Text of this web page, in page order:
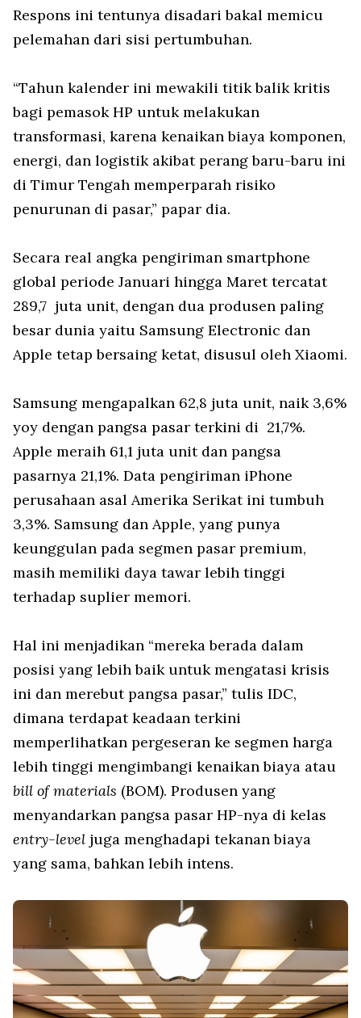
Respons ini tentunya disadari bakal memicu
pelemahan dari sisi pertumbuhan.
“Tahun kalender ini mewakili titik balik kritis
bagi pemasok HP untuk melakukan
transformasi, karena kenaikan biaya komponen,
energi, dan logistik akibat perang baru-baru ini
di Timur Tengah memperparah risiko
penurunan di pasar,” papar dia.
Secara real angka pengiriman smartphone
global periode Januari hingga Maret tercatat
289,7 juta unit, dengan dua produsen paling
besar dunia yaitu Samsung Electronic dan
Apple tetap bersaing ketat, disusul oleh Xiaomi.
Samsung mengapalkan 62,8 juta unit, naik 3,6%
yoy dengan pangsa pasar terkini di 21,7%.
Apple meraih 61,1 juta unit dan pangsa
pasarnya 21,1%. Data pengiriman iPhone
perusahaan asal Amerika Serikat ini tumbuh
3,3%. Samsung dan Apple, yang punya
keunggulan pada segmen pasar premium,
masih memiliki daya tawar lebih tinggi
terhadap suplier memori.
Hal ini menjadikan “mereka berada dalam
posisi yang lebih baik untuk mengatasi krisis
ini dan merebut pangsa pasar,” tulis IDC,
dimana terdapat keadaan terkini
memperlihatkan pergeseran ke segmen harga
lebih tinggi mengimbangi kenaikan biaya atau
bill of materials (BOM). Produsen yang
menyandarkan pangsa pasar HP-nya di kelas
entry-level juga menghadapi tekanan biaya
yang sama, bahkan lebih intens.